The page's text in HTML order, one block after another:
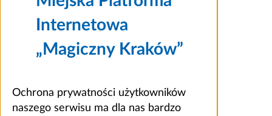
Internetowa
„Magiczny Kraków”
Ochrona prywatności użytkowników
naszego serwisu ma dla nas bardzo